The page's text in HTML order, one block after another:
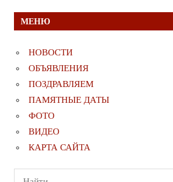
МЕНЮ
НОВОСТИ
ОБЪЯВЛЕНИЯ
ПОЗДРАВЛЯЕМ
ПАМЯТНЫЕ ДАТЫ
ФОТО
ВИДЕО
КАРТА САЙТА
Поиск